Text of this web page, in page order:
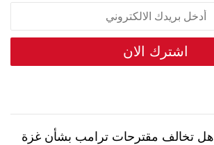
هل تخالف مقترحات ترامب بشأن غزة